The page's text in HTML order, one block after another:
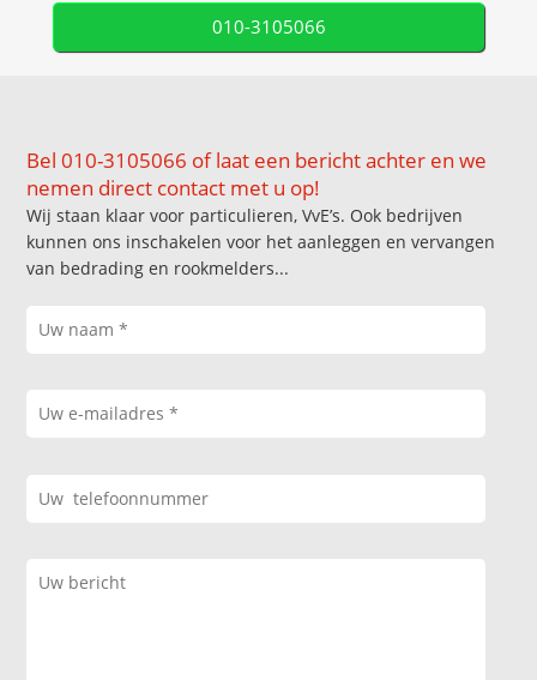
010-3105066
Bel 010-3105066 of laat een bericht achter en we
nemen direct contact met u op!
Wij staan klaar voor particulieren, VvE’s. Ook bedrijven
kunnen ons inschakelen voor het aanleggen en vervangen
van bedrading en rookmelders...